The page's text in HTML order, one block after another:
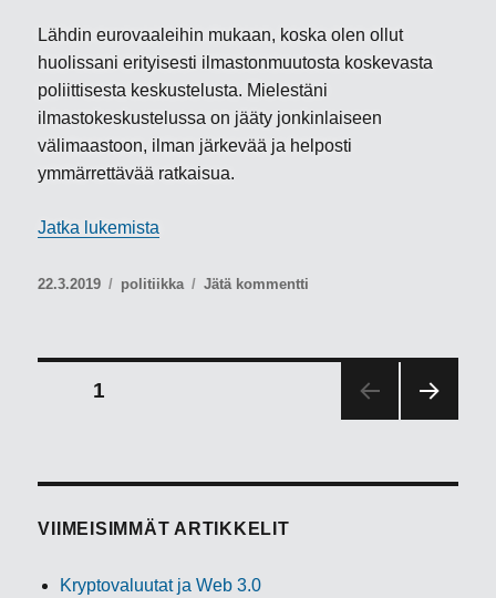
Lähdin eurovaaleihin mukaan, koska olen ollut
huolissani erityisesti ilmastonmuutosta koskevasta
poliittisesta keskustelusta. Mielestäni
ilmastokeskustelussa on jääty jonkinlaiseen
välimaastoon, ilman järkevää ja helposti
ymmärrettävää ratkaisua.
Jatka lukemista
Julkaistu
22.3.2019 Kategoriat
politiikka Jätä kommentti
Artikkelien
1
VIIMEISIMMÄT ARTIKKELIT
Kryptovaluutat ja Web 3.0